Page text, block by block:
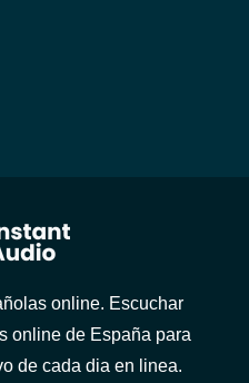
online. Escuchar
online de España para
de cada dia en linea.